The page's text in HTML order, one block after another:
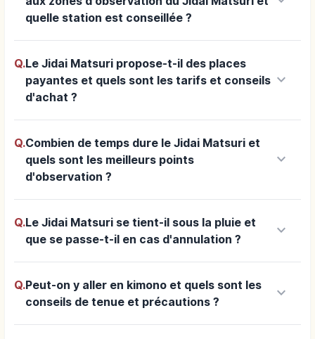
quelle station est conseillée ?
Q.Le Jidai Matsuri propose-t-il des places
payantes et quels sont les tarifs et conseils
d'achat ?
keyboard_arrow_down
Q.Combien de temps dure le Jidai Matsuri et
quels sont les meilleurs points
d'observation ?
keyboard_arrow_down
Q.Le Jidai Matsuri se tient-il sous la pluie et
que se passe-t-il en cas d'annulation ?
keyboard_arrow_down
Q.Peut-on y aller en kimono et quels sont les
conseils de tenue et précautions ?
keyboard_arrow_down